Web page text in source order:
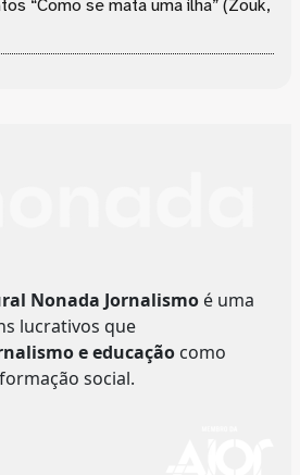
Nonada Jornalismo é uma
lucrativos que
e educação como
social.